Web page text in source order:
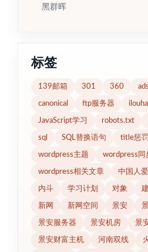
黑群晖
标签
139邮箱 301 360
canonical ftp服务器
JavaScript学习 robots.txt
sql SQL替换语句 title惩罚
wordpress主题 wordpress同
wordpress相关文章 中国人
内斗 学习计划 对象
新网 新网空间 景安
景安服务器 景安机房 景
景安财富主机 河南双线